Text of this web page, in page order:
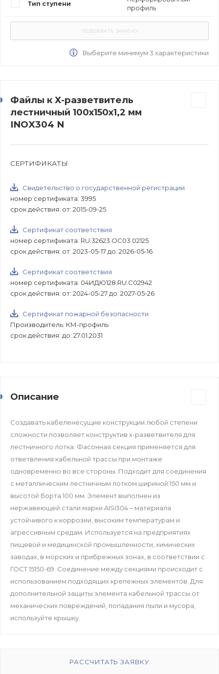
Тип ступени
профиль
Выберите минимум 3 характеристики
Файлы к Х-разветвитель
лестничный 100х150х1,2 мм
INOX304 N
СЕРТИФИКАТЫ
Свидетельство о государственной регистрации
номер сертификата: 3995
срок действия: от: 2015-09-25
Сертификат соответствия
номер сертификата: RU.32623.ОС03.02125
срок действия: от: 2023-05-17 до: 2026-05-16
Сертификат соответствия
номер сертификата: 04ИДЮ128.RU.С02942
срок действия: от: 2024-05-27 до: 2027-05-26
Сертификат пожарной безопасности
Производитель: КМ-профиль
срок действия: до: 27.01.2031
Описание
Создавать кабеленесущие конструкции любой степени
сложности позволяет конструктив х-разветвителя для
лестничного лотка. Фасонная секция применяется для
ответвления кабельной трассы при монтаже
одновременно во все стороны. Подходит для соединения
c металлическим лестничным лотком шириной 150 мм и
высотой борта 100 мм. Элемент выполнен из
нержавеющей стали марки AISI304 – материала
устойчивого к коррозии, высоким температурам и
агрессивным средам. Используется на предприятиях
пищевой и медицинской промышленности, химических
заводах, в морских и прибрежных зонах, в соответствии с
ГОСТ 15150-69. Соединение между секциями происходит с
использованием подходящих крепежных элементов. Для
дополнительной защиты элемента кабельной трассы от
механических повреждений, попадания пыли и мусора,
используйте крышку.
РАССЧИТАТЬ ЗАЯВКУ